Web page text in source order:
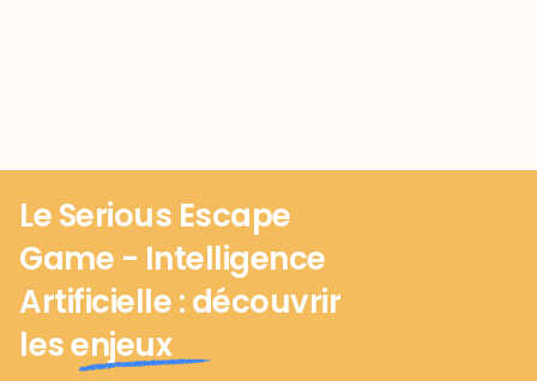
Le Serious Escape
Game - Intelligence
Artificielle : découvrir
les enjeux